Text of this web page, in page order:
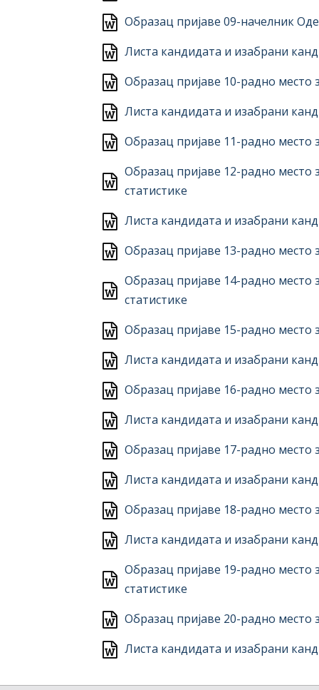
Образац пријаве 09-начелник
Листа кандидата и изабрани
Образац пријаве 10-радно место
Листа кандидата и изабрани
Образац пријаве 11-радно место
Образац пријаве 12-радно место
статистике
Листа кандидата и изабрани
Образац пријаве 13-радно место
Образац пријаве 14-радно место
статистике
Образац пријаве 15-радно место
Листа кандидата и изабрани
Образац пријаве 16-радно место
Листа кандидата и изабрани
Образац пријаве 17-радно место
Листа кандидата и изабрани
Образац пријаве 18-радно
Листа кандидата и изабрани
Образац пријаве 19-радно место
статистике
Образац пријаве 20-радно
Листа кандидата и изабрани